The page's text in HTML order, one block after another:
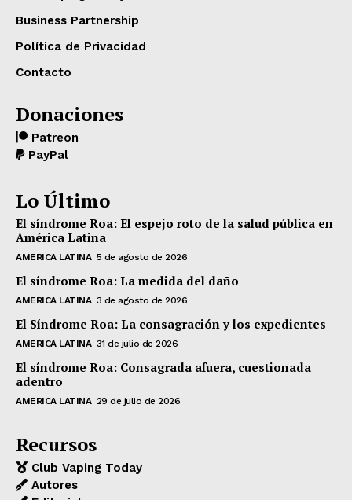
Business Partnership
Política de Privacidad
Contacto
Donaciones
Patreon
PayPal
Lo Último
El síndrome Roa: El espejo roto de la salud pública en
América Latina
AMERICA LATINA 5 de agosto de 2026
El síndrome Roa: La medida del daño
AMERICA LATINA 3 de agosto de 2026
El Síndrome Roa: La consagración y los expedientes
AMERICA LATINA 31 de julio de 2026
El síndrome Roa: Consagrada afuera, cuestionada
adentro
AMERICA LATINA 29 de julio de 2026
Recursos
Club Vaping Today
Autores